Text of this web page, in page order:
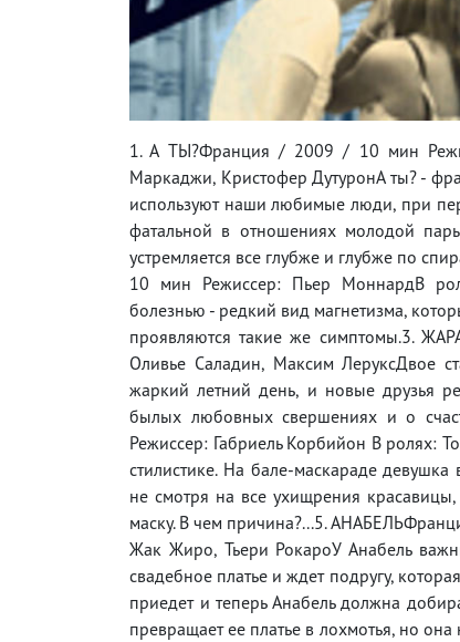
1. А ТЫ?Франция / 2009 / 10 мин
Маркаджи, Кристофер ДутуронА ты? -
используют наши любимые люди, при
фатальной в отношениях молодой
устремляется все глубже и глубже по
10 мин Режиссер: Пьер МоннардВ
болезнью - редкий вид магнетизма,
проявляются такие же симптомы.3.
Оливье Саладин, Максим ЛеруксДвое
жаркий летний день, и новые друзья
былых любовных свершениях и о
Режиссер: Габриель Корбийон В ролях:
стилистике. На бале-маскараде
не смотря на все ухищрения красавицы,
маску. В чем причина?...5.
Жак Жиро, Тьери РокароУ Анабель
свадебное платье и ждет подругу,
приедет и теперь Анабель должна
превращает ее платье в лохмотья, но